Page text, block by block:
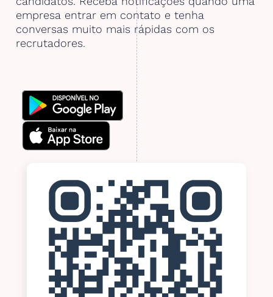
empresa entrar em contato e tenha
conversas muito mais rápidas com os
recrutadores.